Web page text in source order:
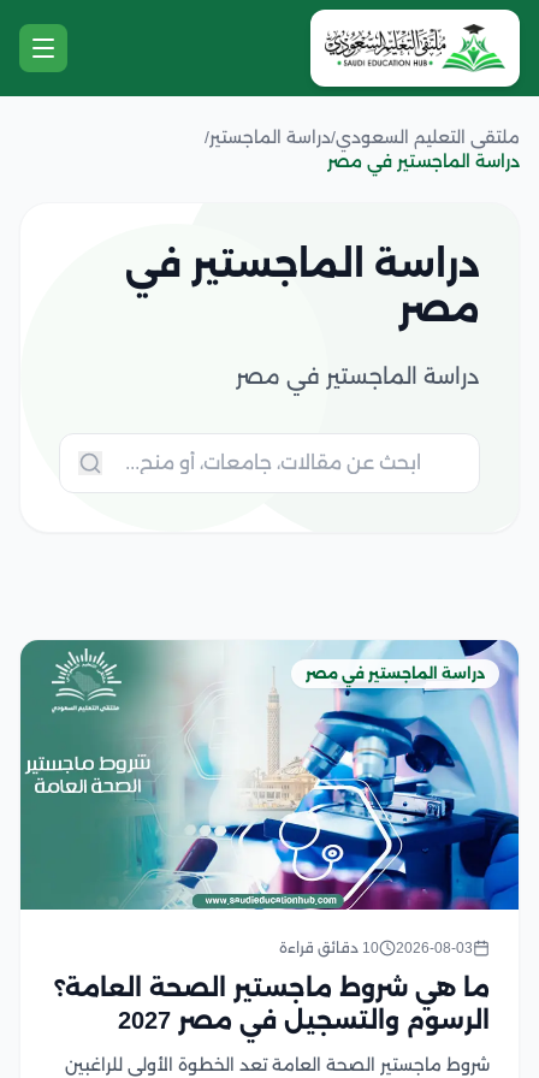
ملتقى التعليم السعودي/دراسة الماجستير/
دراسة الماجستير في مصر
دراسة الماجستير في
مصر
دراسة الماجستير في مصر
دراسة الماجستير في مصر
2026-08-03 10 دقائق قراءة
ما هي شروط ماجستير الصحة العامة؟
الرسوم والتسجيل في مصر 2027
شروط ماجستير الصحة العامة تعد الخطوة الأولى للراغبين